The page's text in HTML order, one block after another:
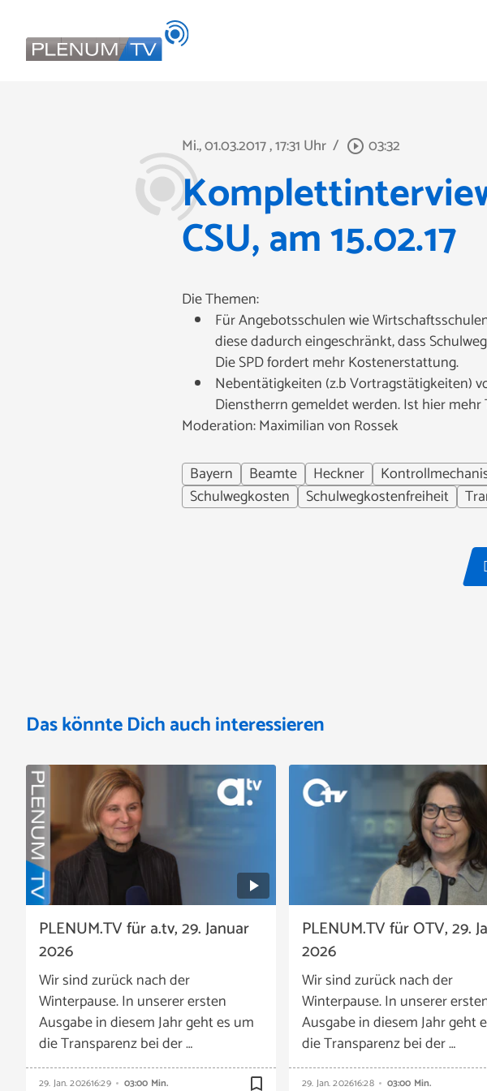
Mi., 01.03.2017, 17:31 Uhr / play_circle_outline 03:32
CSU, am 15.02.17
Die Themen:
Für Angebotsschulen wie
diese dadurch eingeschränkt, dass
Die SPD fordert mehr Kostenerstattung.
Nebentätigkeiten (z.b Vortragstätigkeiten)
Dienstherrn gemeldet werden. Ist hier
Moderation: Maximilian von Rossek
Bayern
Beamte Heckner
Schulwegkosten
Schulwegkostenfreiheit
Das könnte Dich auch interessieren
PLENUM.TV für a.tv, 29. Januar
2026
Wir sind zurück nach der
Winterpause. In unserer ersten
Ausgabe in diesem Jahr geht es um
die Transparenz bei der …
29. Jan. 202616:29 03:00 Min. bookmark_border
PLENUM.TV für OTV, 29.
2026
Wir sind zurück nach der
Winterpause. In unserer
Ausgabe in diesem Jahr geht
die Transparenz bei der …
29. Jan. 202616:28 03:00 Min.